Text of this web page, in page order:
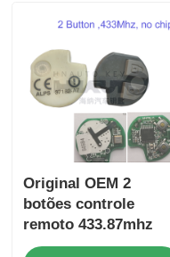
Original OEM 2
botões controle
remoto 433.87mhz
FSK para Su-zuki